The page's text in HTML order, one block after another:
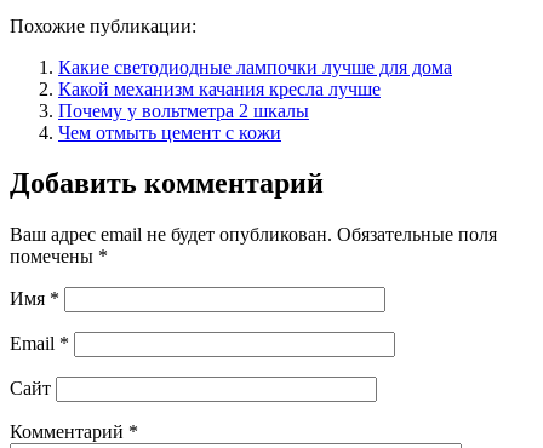
Похожие публикации:
Какие светодиодные лампочки лучше для дома
Какой механизм качания кресла лучше
Почему у вольтметра 2 шкалы
Чем отмыть цемент с кожи
Добавить комментарий
Ваш адрес email не будет опубликован. Обязательные поля
помечены *
Имя *
Email *
Сайт
Комментарий *